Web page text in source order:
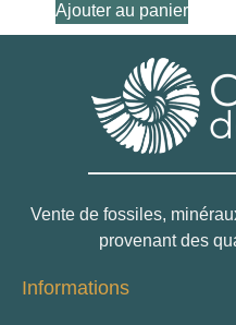
Ajouter au panier
Vente de fossiles,
provenant des
Informations